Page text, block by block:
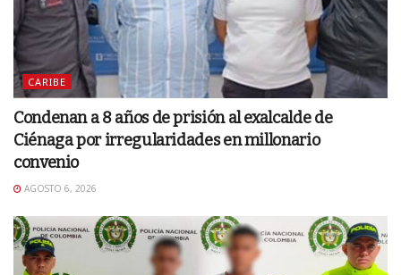
CARIBE
Condenan a 8 años de prisión al exalcalde de
Ciénaga por irregularidades en millonario
convenio
AGOSTO 6, 2026